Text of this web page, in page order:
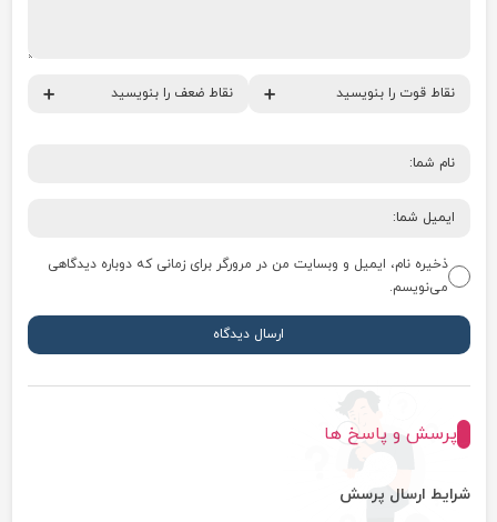
ذخیره نام، ایمیل و وبسایت من در مرورگر برای زمانی که دوباره دیدگاهی
می‌نویسم.
پرسش و پاسخ ها
شرایط ارسال پرسش